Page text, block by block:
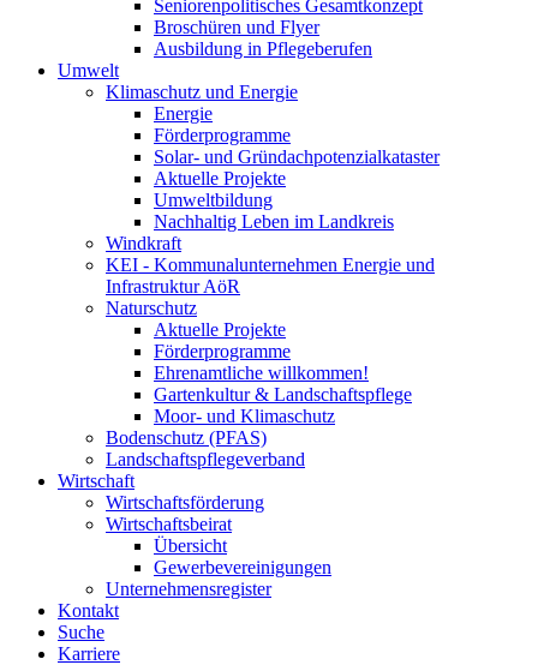
Seniorenpolitisches Gesamtkonzept
Broschüren und Flyer
Ausbildung in Pflegeberufen
Umwelt
Klimaschutz und Energie
Energie
Förderprogramme
Solar- und Gründachpotenzialkataster
Aktuelle Projekte
Umweltbildung
Nachhaltig Leben im Landkreis
Windkraft
KEI - Kommunalunternehmen Energie und
Infrastruktur AöR
Naturschutz
Aktuelle Projekte
Förderprogramme
Ehrenamtliche willkommen!
Gartenkultur & Landschaftspflege
Moor- und Klimaschutz
Bodenschutz (PFAS)
Landschaftspflegeverband
Wirtschaft
Wirtschaftsförderung
Wirtschaftsbeirat
Übersicht
Gewerbevereinigungen
Unternehmensregister
Kontakt
Suche
Karriere